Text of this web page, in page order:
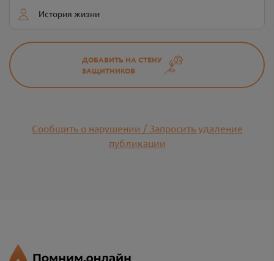
История жизни
ДОБАВИТЬ НА СТЕНУ
ЗАЩИТНИКОВ
Сообщить о нарушении / Запросить удаление
публикации